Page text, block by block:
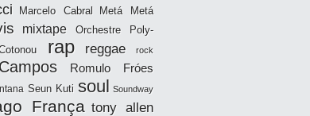
Marcelo Cabral Metá Metá
mixtape
Orchestre Poly-
rap reggae rock
Romulo Fróes
Seun Kuti soul Soundway
França tony allen